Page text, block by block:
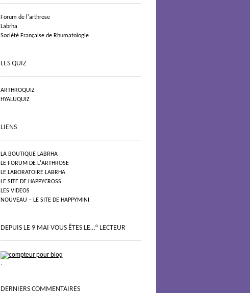
Forum de l'arthrose
Labrha
Société Française de Rhumatologie
LES QUIZ
ARTHROQUIZ
HYALUQUIZ
LIENS
LA BOUTIQUE LABRHA
LE FORUM DE L'ARTHROSE
LE LABORATOIRE LABRHA
LE SITE DE HAPPYCROSS
LES VIDEOS
NOUVEAU – LE SITE DE HAPPYMINI
DEPUIS LE 9 MAI VOUS ÊTES LE…° LECTEUR
.
DERNIERS COMMENTAIRES